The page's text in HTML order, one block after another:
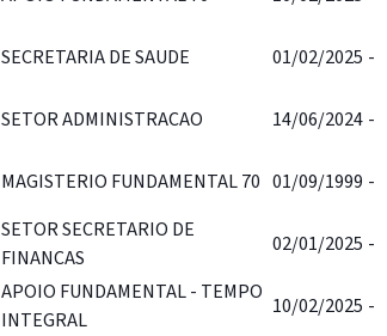
SECRETARIA DE SAUDE 01/02/2025 -
SETOR ADMINISTRACAO 14/06/2024 -
MAGISTERIO FUNDAMENTAL 70 01/09/1999 -
SETOR SECRETARIO DE
FINANCAS
02/01/2025 -
APOIO FUNDAMENTAL - TEMPO
INTEGRAL
10/02/2025 -